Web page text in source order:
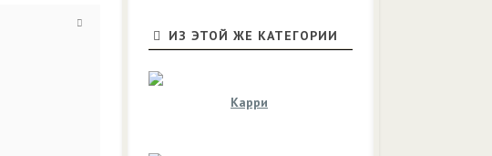
ИЗ ЭТОЙ ЖЕ КАТЕГОРИИ
Карри